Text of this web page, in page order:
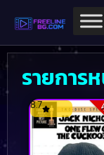
รายการ
8.7